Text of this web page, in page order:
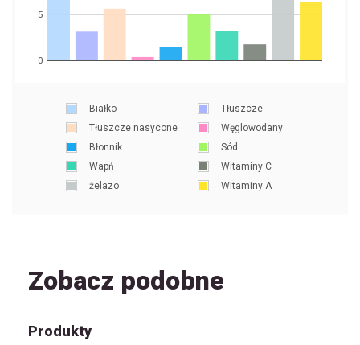
0
5
Białko
Tłuszcze
Tłuszcze nasycone
Węglowodany
Błonnik
Sód
Wapń
Witaminy C
żelazo
Witaminy A
Zobacz podobne
Produkty